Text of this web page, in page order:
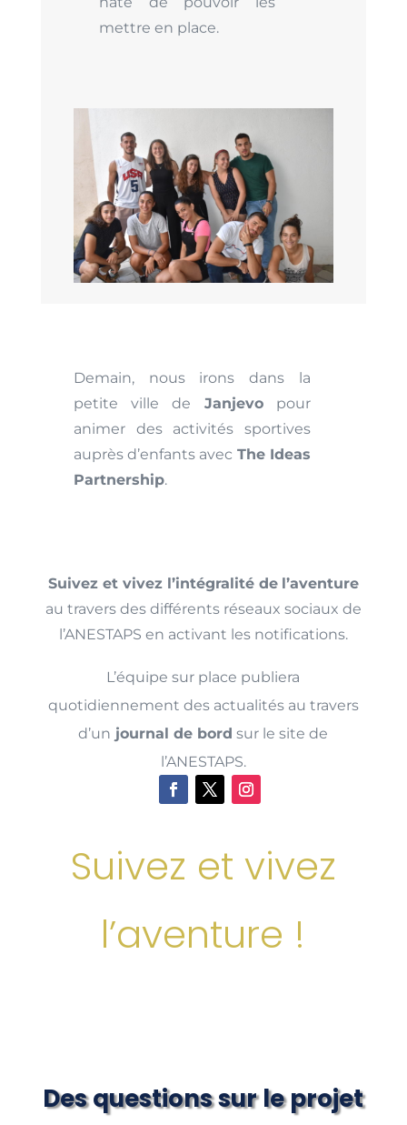
mettre en place.
Demain, nous irons dans la
petite ville de Janjevopour
animer des activités sportives
auprès d’enfants avec The Ideas
Partnership.
Suivez et vivez l’intégralité de l’aventure
au travers des différents réseaux sociaux de
l’ANESTAPS en activant les notifications.
L’équipe sur place publiera
quotidiennement des actualités au travers
d’un journal de bord sur le site de
l’ANESTAPS.
Suivez et vivez
l’aventure !
Des questions sur le projet